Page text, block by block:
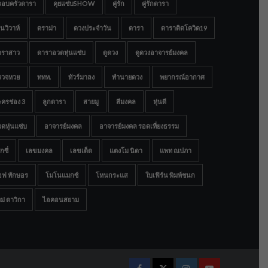
อบครัวดารา คุยแซ่บSHOW คู่รัก คู่รักดารา
นวิวาห์ ดราม่า ดวงประจำวัน ดารา ดาราติดโควิด19
ราสาว ดาราอวดหุ่นแซ่บ ดูดวง ดูดวงอาจารย์มงคล
วจหวย ททท. ทัวร์มาลง ทำนายดวง พยากรณ์อากาศ
ครช่อง 3 ลูกดารา สายมู สีมงคล หุ่นดี
ดหุ่นแซ่บ อาจารย์มงคล อาจารย์มงคล รอดเที่ยงธรรม
กซี่ เลขมงคล เลขเด็ด แตงโม นิดา แพท ณปภา
ฟ ทักษอร โมโนแมกซ์ โหนกระแส ใบเฟิร์น พิมพ์ชนก
ดาวิกา ไอคอนสยาม